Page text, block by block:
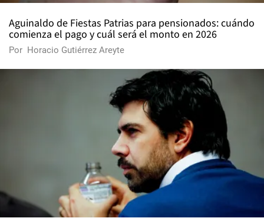
Aguinaldo de Fiestas Patrias para pensionados: cuándo
comienza el pago y cuál será el monto en 2026
Por Horacio Gutiérrez Areyte